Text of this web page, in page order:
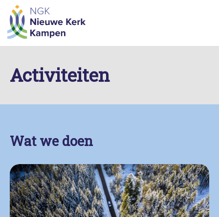
Skip
content
Activiteiten
Wat we doen